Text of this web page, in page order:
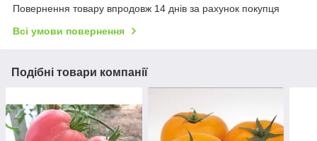
Повернення товару впродовж 14 днів за рахунок покупця
Всі умови повернення
Подібні товари компанії